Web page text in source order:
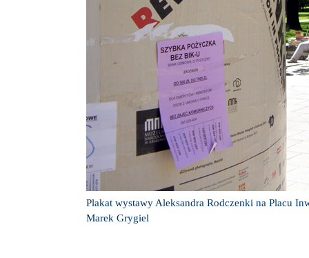
Plakat wystawy Aleksandra Rodczenki na Placu
Marek Grygiel